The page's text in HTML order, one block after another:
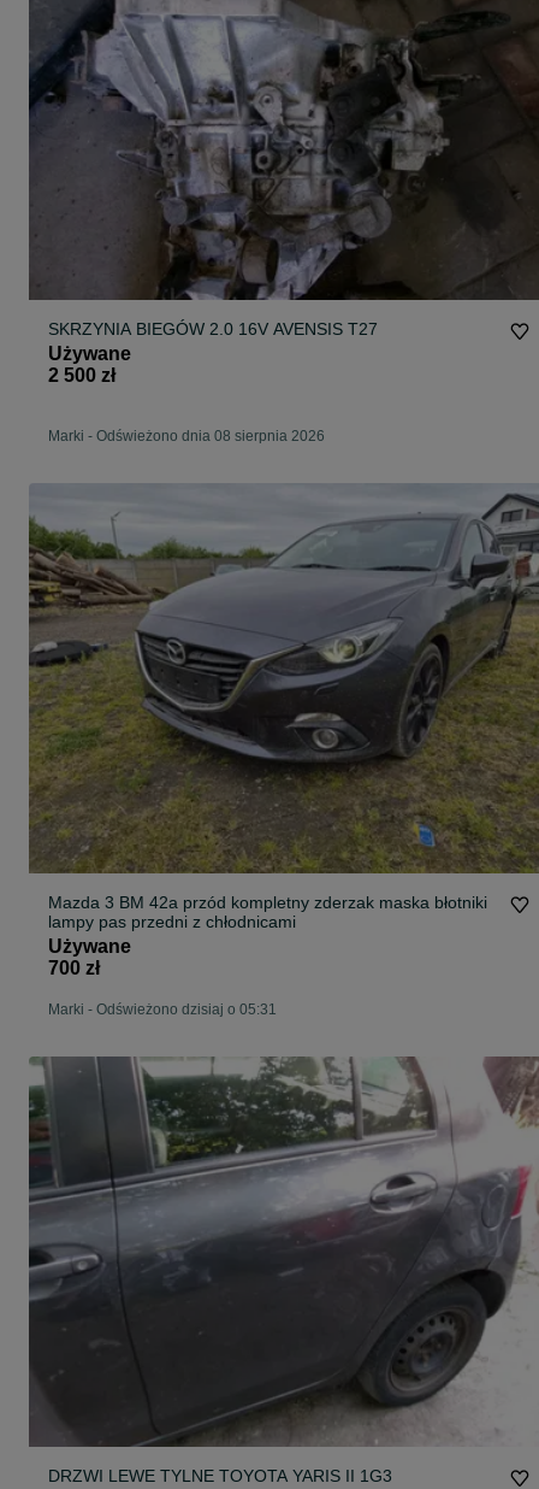
SKRZYNIA BIEGÓW 2.0 16V AVENSIS T27
Używane
2 500 zł
Marki - Odświeżono dnia 08 sierpnia 2026
Mazda 3 BM 42a przód kompletny zderzak maska błotniki
lampy pas przedni z chłodnicami
Używane
700 zł
Marki - Odświeżono dzisiaj o 05:31
DRZWI LEWE TYLNE TOYOTA YARIS II 1G3